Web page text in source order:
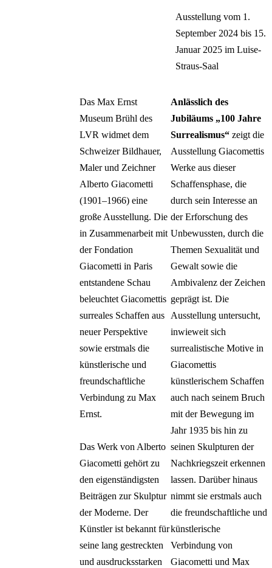
FARAH OSSOULI
Merk' dir den Flug,
Vogel wird sterben
Zukunft
ALBERTO
GIACOMETTI –
Surrealistische
Entdeckungen
NANDO
NKRUMAH –
schon morgen
NEVIN ALADAĞ
Interlocking
SURREAL
FUTURES
ISABELL KAMP |
FABIAN FRIESE –
Idyll
IMAGE – Max
im Foto
SURREALE
TIERWESEN
MAX
Day and Dream
MOEBIUS –
Comicwelten
ROBERT
The Hat Makes The
Man
MIRÓ – Welt der
Monster
Nederlands
Español
Italiano
Ausstellung vom 1.
September 2024 bis 15.
Januar 2025 im Luise-
Straus-Saal
Das Max Ernst
Museum Brühl des
LVR widmet dem
Schweizer Bildhauer,
Maler und Zeichner
Alberto Giacometti
(1901–1966) eine
große Ausstellung. Die
in Zusammenarbeit mit
der Fondation
Giacometti in Paris
entstandene Schau
beleuchtet Giacomettis
surreales Schaffen aus
neuer Perspektive
sowie erstmals die
künstlerische und
freundschaftliche
Verbindung zu Max
Ernst.
Das Werk von Alberto
Giacometti gehört zu
den eigenständigsten
Beiträgen zur Skulptur
der Moderne. Der
Künstler ist bekannt für
seine lang gestreckten
und ausdrucksstarken
Anlässlich des
Jubiläums „100 Jahre
Surrealismus“ zeigt die
Ausstellung Giacomettis
Werke aus dieser
Schaffensphase, die
durch sein Interesse an
der Erforschung des
Unbewussten, durch die
Themen Sexualität und
Gewalt sowie die
Ambivalenz der Zeichen
geprägt ist. Die
Ausstellung untersucht,
inwieweit sich
surrealistische Motive in
Giacomettis
künstlerischem Schaffen
auch nach seinem Bruch
mit der Bewegung im
Jahr 1935 bis hin zu
seinen Skulpturen der
Nachkriegszeit erkennen
lassen. Darüber hinaus
nimmt sie erstmals auch
die freundschaftliche und
künstlerische
Verbindung von
Giacometti und Max